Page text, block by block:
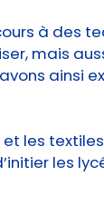
à des
mais
ainsi
les
les